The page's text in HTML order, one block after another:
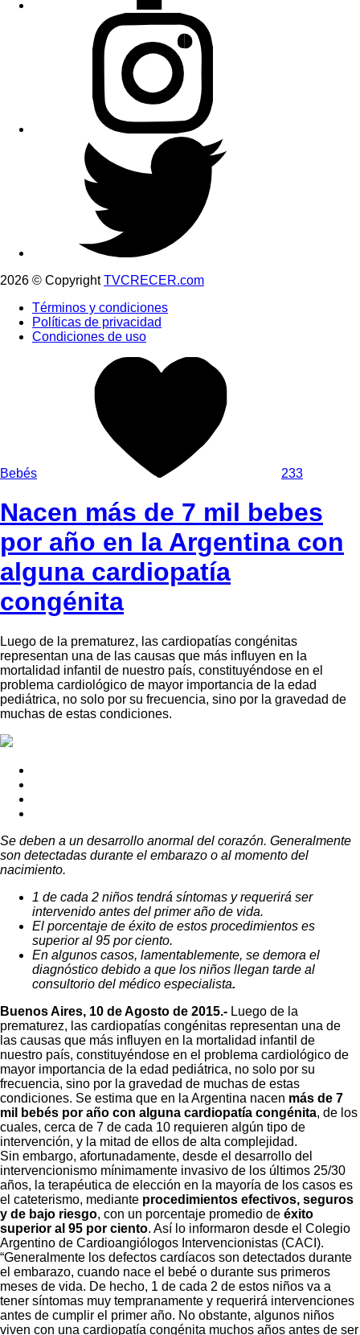
2026 © CopyrightTVCRECER.com
Términos y condiciones
Políticas de privacidad
Condiciones de uso
Bebés 233
Nacen más de 7 mil bebes
por año en la Argentina con
alguna cardiopatía
congénita
Luego de la prematurez, las cardiopatías congénitas
representan una de las causas que más influyen en la
mortalidad infantil de nuestro país, constituyéndose en el
problema cardiológico de mayor importancia de la edad
pediátrica, no solo por su frecuencia, sino por la gravedad de
muchas de estas condiciones.
Se deben a un desarrollo anormal del corazón. Generalmente
son detectadas durante el embarazo o al momento del
nacimiento.
1 de cada 2 niños tendrá síntomas y requerirá ser
intervenido antes del primer año de vida.
El porcentaje de éxito de estos procedimientos es
superior al 95 por ciento.
En algunos casos, lamentablemente, se demora el
diagnóstico debido a que los niños llegan tarde al
consultorio del médico especialista.
Buenos Aires, 10 de Agosto de 2015.- Luego de la
prematurez, las cardiopatías congénitas representan una de
las causas que más influyen en la mortalidad infantil de
nuestro país, constituyéndose en el problema cardiológico de
mayor importancia de la edad pediátrica, no solo por su
frecuencia, sino por la gravedad de muchas de estas
condiciones. Se estima que en la Argentina nacen más de 7
mil bebés por año con alguna cardiopatía congénita, de los
cuales, cerca de 7 de cada 10 requieren algún tipo de
intervención, y la mitad de ellos de alta complejidad.
Sin embargo, afortunadamente, desde el desarrollo del
intervencionismo mínimamente invasivo de los últimos 25/30
años, la terapéutica de elección en la mayoría de los casos es
el cateterismo, mediante procedimientos efectivos, seguros
y de bajo riesgo, con un porcentaje promedio de éxito
superior al 95 por ciento. Así lo informaron desde el Colegio
Argentino de Cardioangiólogos Intervencionistas (CACI).
“Generalmente los defectos cardíacos son detectados durante
el embarazo, cuando nace el bebé o durante sus primeros
meses de vida. De hecho, 1 de cada 2 de estos niños va a
tener síntomas muy tempranamente y requerirá intervenciones
antes de cumplir el primer año. No obstante, algunos niños
viven con una cardiopatía congénita muchos años antes de ser